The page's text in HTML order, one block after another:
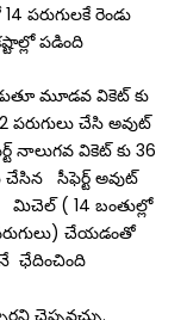
పరుగులకే రెండు
పడింది
మూడవ వికెట్ కు
పరుగులు చేసి అవుట్
వికెట్ కు 36
చేసిన సీఫెర్ట్ అవుట్
( 14 బంతుల్లో
చేయడంతో
ఛేదించింది
చెప్పవచ్చు.